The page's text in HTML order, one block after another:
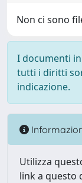
Non ci sono
I documenti
tutti i diritti
indicazione.
Utilizza
link a questo